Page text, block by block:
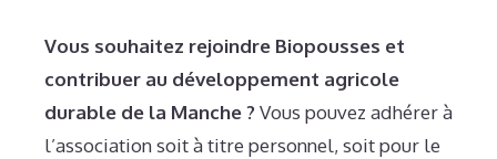
Vous souhaitez rejoindre Biopousses et
contribuer au développement agricole
durable de la Manche ?Vous pouvez adhérer à
l’association soit à titre personnel, soit pour le